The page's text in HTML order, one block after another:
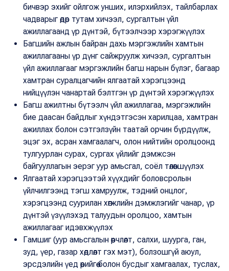
бичвэр эхийг ойлгож унших, илэрхийлэх, тайлбарлах
чадварыг өдөр тутам хичээл, сургалтын үйл
ажиллагаанд үр дүнтэй, бүтээлчээр хэрэгжүүлэх
Багшийн ажлын байран дахь мэргэжлийн хамтын
ажиллагааны үр дүнг сайжруулж хичээл, сургалтын
үйл ажиллагааг мэргэжлийн багш нарын бүлэг, багаар
хамтран суралцагчийн ялгаатай хэрэгцээнд
нийцүүлэн чанартай бэлтгэн үр дүнтэй хэрэгжүүлэх
Багш ажилтны бүтээлч үйл ажиллагаа, мэргэжлийн
бие даасан байдлыг хүндэтгэсэн харилцаа, хамтран
ажиллах болон сэтгэлзүйн таатай орчин бүрдүүлж,
эцэг эх, асран хамгаалагч, олон нийтийн оролцоонд
тулгуурлан сурах, сургах үйлийг дэмжсэн
байгууллагын эерэг уур амьсгал, соёл төлөвшүүлэх
Ялгаатай хэрэгцээтэй хүүхдийг боловсролын
үйлчилгээнд тэгш хамруулж, тэдний онцлог,
хэрэгцээнд суурилан хөгжлийн дэмжлэгийг чанар, үр
дүнтэй үзүүлэхэд талуудын оролцоо, хамтын
ажиллагааг идэвхжүүлэх
Гамшиг (уур амьсгалын өөрчлөлт, салхи, шуурга, ган,
зуд, үер, газар хөдлөлт гэх мэт), болзошгүй аюул,
эрсдэлийн үед өөрийгөө болон бусдыг хамгаалах, туслах,